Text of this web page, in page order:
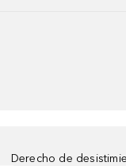
Derecho de